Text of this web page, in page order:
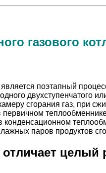
газового
поэтапный
двухступенчатого
сгорания газ, при
первичном
конденсационном
паров продуктов
целый